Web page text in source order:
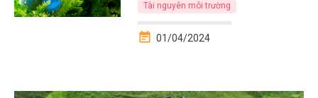
Tài nguyên môi trường
01/04/2024